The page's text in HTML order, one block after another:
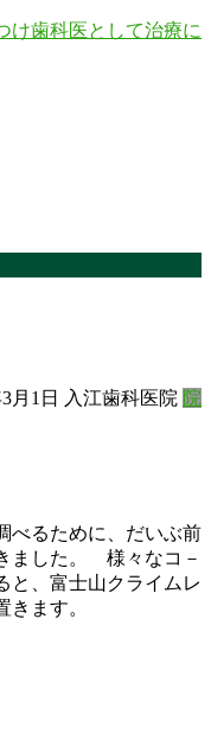
月1日 入江歯科医院 院
べるために、だいぶ前
ました。 様々なコ－
と、富士山クライムレ
ます。